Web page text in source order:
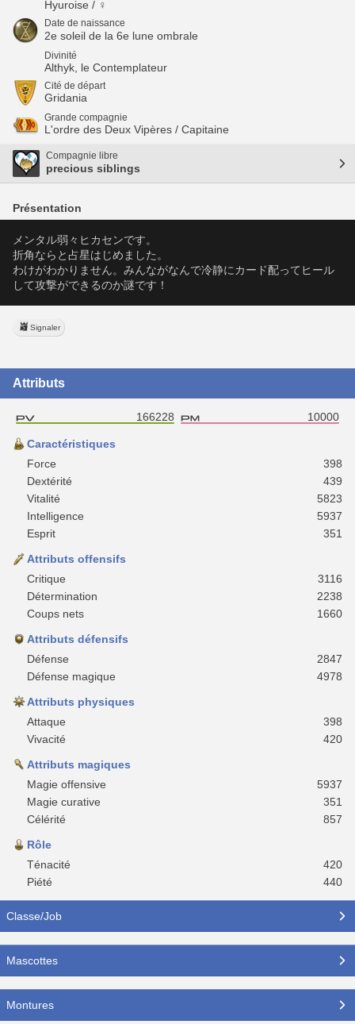
Hyuroise / ♀
Date de naissance
2e soleil de la 6e lune ombrale
Divinité
Althyk, le Contemplateur
Cité de départ
Gridania
Grande compagnie
L'ordre des Deux Vipères / Capitaine
Compagnie libre
precious siblings
Présentation
メンタル弱々ヒカセンです。
折角ならと占星はじめました。
わけがわかりません。みんながなんで冷静にカード配ってヒール
して攻撃ができるのか謎です！
Signaler
Attributs
166228 10000
Caractéristiques
Force
398
Dextérité
439
Vitalité
5823
Intelligence
5937
Esprit
351
Attributs offensifs
Critique
3116
Détermination
2238
Coups nets
1660
Attributs défensifs
Défense
2847
Défense magique
4978
Attributs physiques
Attaque
398
Vivacité
420
Attributs magiques
Magie offensive
5937
Magie curative
351
Célérité
857
Rôle
Ténacité
420
Piété
440
Classe/Job
Mascottes
Montures